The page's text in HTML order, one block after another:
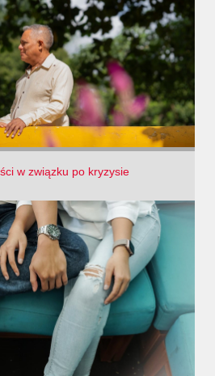
w związku po kryzysie